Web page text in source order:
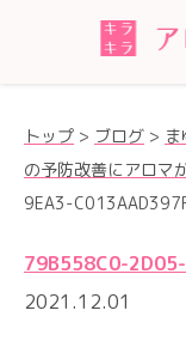
トップ > ブログ >
の予防改善にアロマ
9EA3-
79B558C0-
2021.12.01